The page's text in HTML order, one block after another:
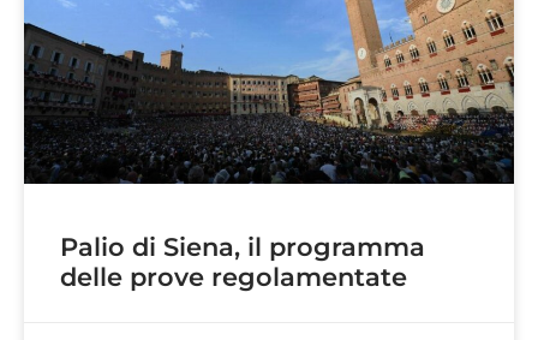
Palio di Siena, il programma
delle prove regolamentate